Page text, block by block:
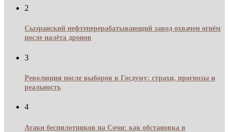
2
Сызранский нефтеперерабатывающий завод охвачен огнём
после налёта дронов
3
Революция после выборов в Госдуму: страхи, прогнозы и
реальность
4
Атаки беспилотников на Сочи: как обстановка в